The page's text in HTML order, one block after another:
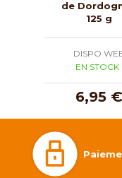
de
125 g
DISPO
EN STOCK !
6,95 €